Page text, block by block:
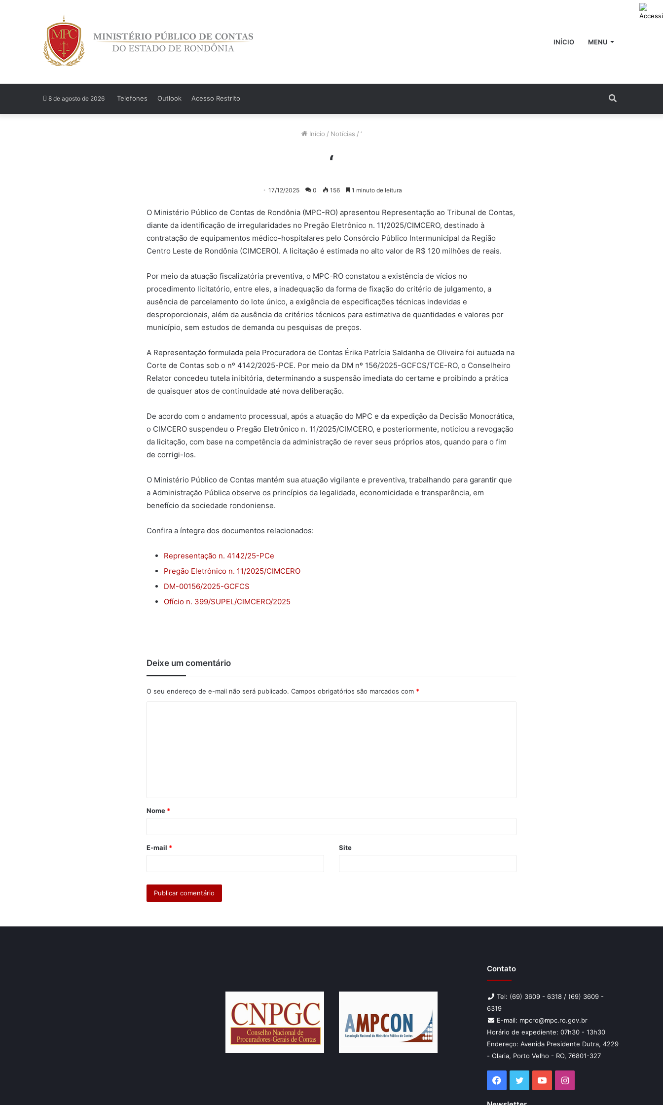
INÍCIO MENU
8 de agosto de 2026 Telefones Outlook Acesso Restrito
Início / Notícias / ‘
‘
17/12/2025 0 156 1 minuto de leitura
O Ministério Público de Contas de Rondônia (MPC-RO) apresentou Representação ao Tribunal de Contas,
diante da identificação de irregularidades no Pregão Eletrônico n. 11/2025/CIMCERO, destinado à
contratação de equipamentos médico-hospitalares pelo Consórcio Público Intermunicipal da Região
Centro Leste de Rondônia (CIMCERO). A licitação é estimada no alto valor de R$ 120 milhões de reais.
Por meio da atuação fiscalizatória preventiva, o MPC-RO constatou a existência de vícios no
procedimento licitatório, entre eles, a inadequação da forma de fixação do critério de julgamento, a
ausência de parcelamento do lote único, a exigência de especificações técnicas indevidas e
desproporcionais, além da ausência de critérios técnicos para estimativa de quantidades e valores por
município, sem estudos de demanda ou pesquisas de preços.
A Representação formulada pela Procuradora de Contas Érika Patrícia Saldanha de Oliveira foi autuada na
Corte de Contas sob o nº 4142/2025-PCE. Por meio da DM nº 156/2025-GCFCS/TCE-RO, o Conselheiro
Relator concedeu tutela inibitória, determinando a suspensão imediata do certame e proibindo a prática
de quaisquer atos de continuidade até nova deliberação.
De acordo com o andamento processual, após a atuação do MPC e da expedição da Decisão Monocrática,
o CIMCERO suspendeu o Pregão Eletrônico n. 11/2025/CIMCERO, e posteriormente, noticiou a revogação
da licitação, com base na competência da administração de rever seus próprios atos, quando para o fim
de corrigi-los.
O Ministério Público de Contas mantém sua atuação vigilante e preventiva, trabalhando para garantir que
a Administração Pública observe os princípios da legalidade, economicidade e transparência, em
benefício da sociedade rondoniense.
Confira a íntegra dos documentos relacionados:
Representação n. 4142/25-PCe
Pregão Eletrônico n. 11/2025/CIMCERO
DM-00156/2025-GCFCS
Ofício n. 399/SUPEL/CIMCERO/2025
Deixe um comentário
O seu endereço de e-mail não será publicado. Campos obrigatórios são marcados com *
á
r
*
Nome *
E-mail * Site
Contato
Tel: (69) 3609 - 6318 / (69) 3609 -
6319
E-mail: mpcro@mpc.ro.gov.br
Horário de expediente: 07h30 - 13h30
Endereço: Avenida Presidente Dutra, 4229
- Olaria, Porto Velho - RO, 76801-327
Facebook
TwitterYouTubeInstagram